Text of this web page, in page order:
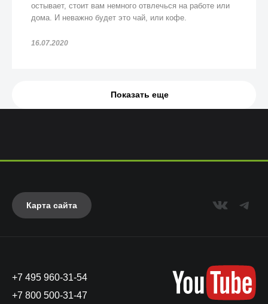
остывает, стоит вам немного отвлечься на работе или
дома. И неважно будет это чай, или кофе.
16.07.2020
Показать еще
Карта сайта
+7 495 960-31-54
+7 800 500-31-47